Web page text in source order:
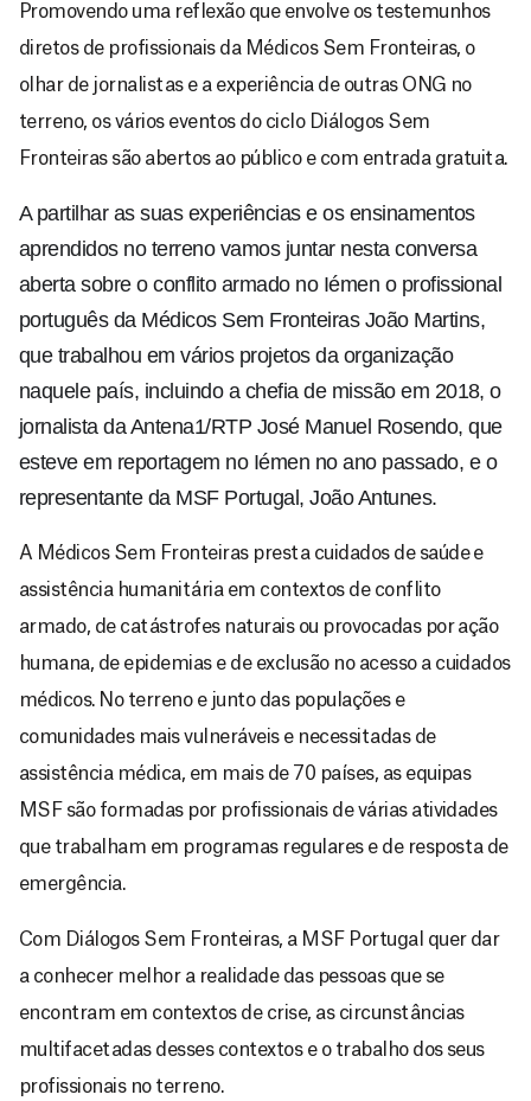
Promovendo uma reflexão que envolve os testemunhos
diretos de profissionais da Médicos Sem Fronteiras, o
olhar de jornalistas e a experiência de outras ONG no
terreno, os vários eventos do ciclo Diálogos Sem
Fronteiras são abertos ao público e com entrada gratuita.
A partilhar as suas experiências e os ensinamentos
aprendidos no terreno vamos juntar nesta conversa
aberta sobre o conflito armado no Iémen o profissional
português da Médicos Sem Fronteiras João Martins,
que trabalhou em vários projetos da organização
naquele país, incluindo a chefia de missão em 2018, o
jornalista da Antena1/RTP José Manuel Rosendo, que
esteve em reportagem no Iémen no ano passado, e o
representante da MSF Portugal, João Antunes.
A Médicos Sem Fronteiras presta cuidados de saúde e
assistência humanitária em contextos de conflito
armado, de catástrofes naturais ou provocadas por ação
humana, de epidemias e de exclusão no acesso a cuidados
médicos. No terreno e junto das populações e
comunidades mais vulneráveis e necessitadas de
assistência médica, em mais de 70 países, as equipas
MSF são formadas por profissionais de várias atividades
que trabalham em programas regulares e de resposta de
emergência.
Com Diálogos Sem Fronteiras, a MSF Portugal quer dar
a conhecer melhor a realidade das pessoas que se
encontram em contextos de crise, as circunstâncias
multifacetadas desses contextos e o trabalho dos seus
profissionais no terreno.